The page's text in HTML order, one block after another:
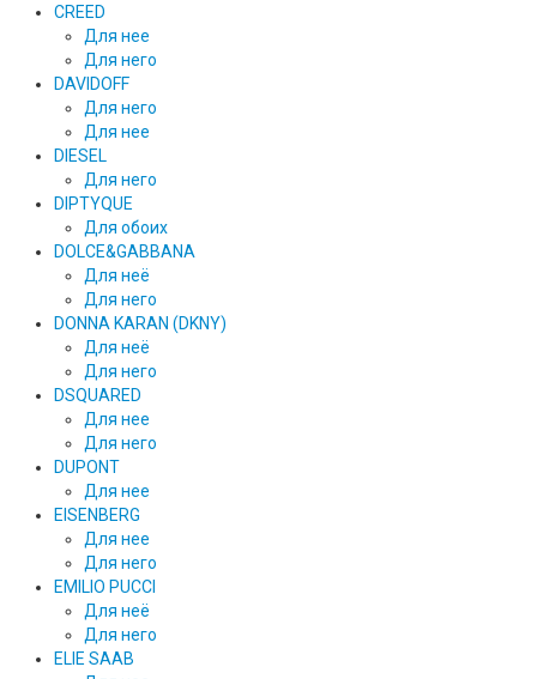
CREED
Для нее
Для него
DAVIDOFF
Для него
Для нее
DIESEL
Для него
DIPTYQUE
Для обоих
DOLCE&GABBANA
Для неё
Для него
DONNA KARAN (DKNY)
Для неё
Для него
DSQUARED
Для нее
Для него
DUPONT
Для нее
EISENBERG
Для нее
Для него
EMILIO PUCCI
Для неё
Для него
ELIE SAAB